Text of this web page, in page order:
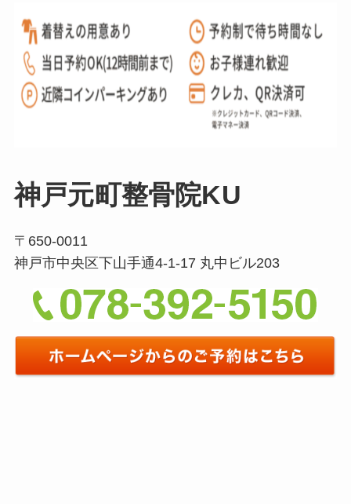
神戸元町整骨院KU
〒650-0011
神戸市中央区下山手通4-1-17 丸中ビル203